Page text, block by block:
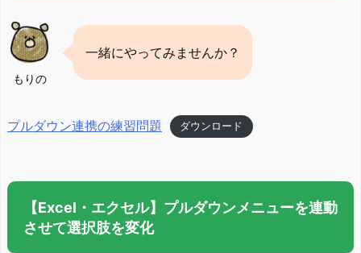
もりの
一緒にやってみませんか？
プルダウン連携の練習問題 ダウンロード
【Excel・エクセル】プルダウンメニューを連動
させて選択肢を変化